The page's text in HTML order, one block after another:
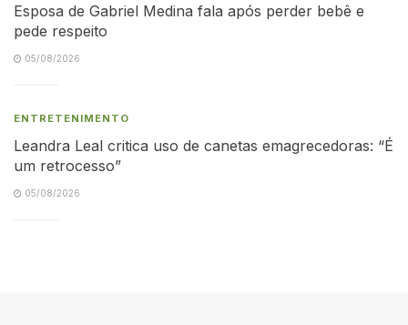
Esposa de Gabriel Medina fala após perder bebê e
pede respeito
05/08/2026
ENTRETENIMENTO
Leandra Leal critica uso de canetas emagrecedoras: “É
um retrocesso”
05/08/2026